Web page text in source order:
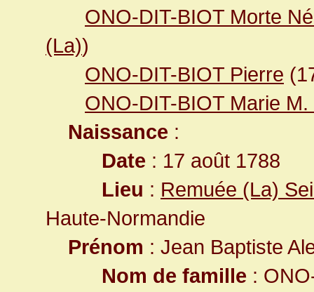
ONO-DIT-BIOT Morte
(La))
ONO-DIT-BIOT Pierre
ONO-DIT-BIOT Marie
Naissance :
Date : 17 août 1788
Lieu : Remuée (La)
Haute-Normandie
Prénom : Jean Baptiste
Nom de famille :